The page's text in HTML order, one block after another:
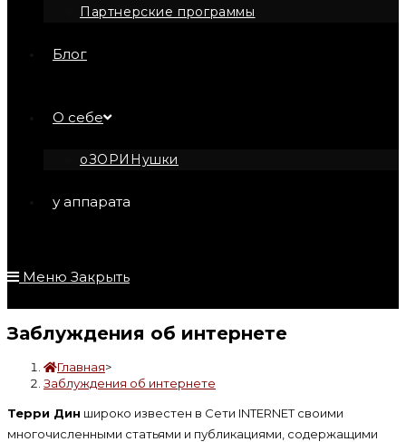
Партнерские программы
Блог
О себе
оЗОРИНушки
у аппарата
Меню Закрыть
Заблуждения об интернете
Главная>
Заблуждения об интернете
Терри Дин широко известен в Сети INTERNET своими
многочисленными статьями и публикациями, содержащими